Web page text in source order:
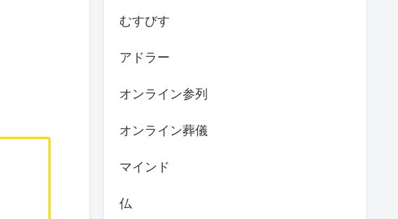
むすびす
アドラー
オンライン参列
オンライン葬儀
マインド
仏